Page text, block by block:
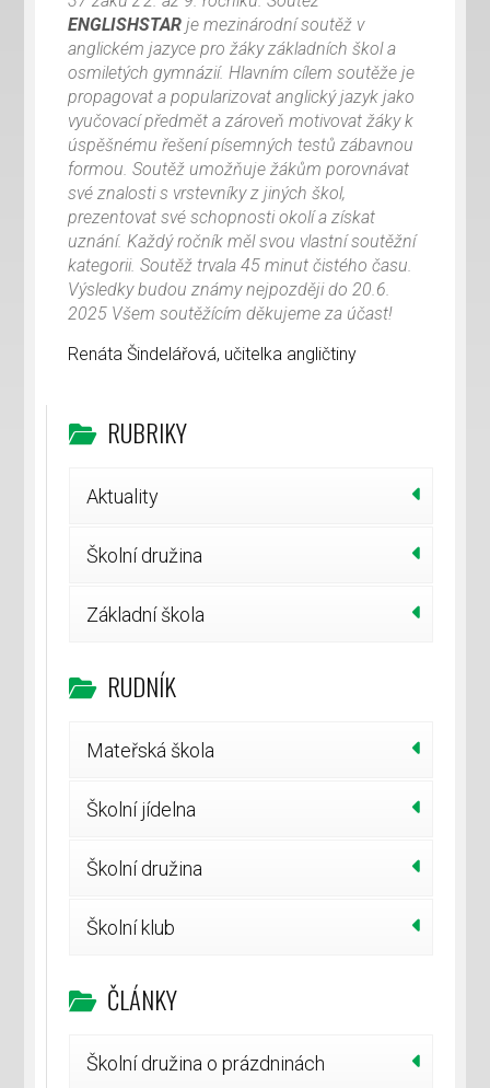
ENGLISHSTAR je mezinárodní soutěž v
anglickém jazyce pro žáky základních škol a
osmiletých gymnázií. Hlavním cílem soutěže je
propagovat a popularizovat anglický jazyk jako
vyučovací předmět a zároveň motivovat žáky k
úspěšnému řešení písemných testů zábavnou
formou. Soutěž umožňuje žákům porovnávat
své znalosti s vrstevníky z jiných škol,
prezentovat své schopnosti okolí a získat
uznání. Každý ročník měl svou vlastní soutěžní
kategorii. Soutěž trvala 45 minut čistého času.
Výsledky budou známy nejpozději do 20.6.
2025 Všem soutěžícím děkujeme za účast!
Renáta Šindelářová, učitelka angličtiny
RUBRIKY
Aktuality
Školní družina
Základní škola
RUDNÍK
Mateřská škola
Školní jídelna
Školní družina
Školní klub
ČLÁNKY
Školní družina o prázdninách